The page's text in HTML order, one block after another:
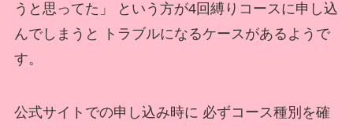
うと思ってた」 という方が4回縛りコースに申し込
んでしまうと トラブルになるケースがあるようで
す。
公式サイトでの申し込み時に 必ずコース種別を確